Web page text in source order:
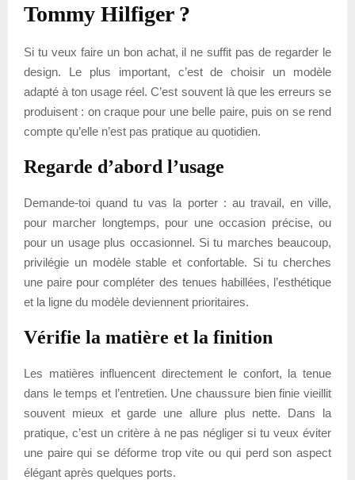
Tommy Hilfiger ?
Si tu veux faire un bon achat, il ne suffit pas de regarder le
design. Le plus important, c’est de choisir un modèle
adapté à ton usage réel. C’est souvent là que les erreurs se
produisent : on craque pour une belle paire, puis on se rend
compte qu’elle n’est pas pratique au quotidien.
Regarde d’abord l’usage
Demande-toi quand tu vas la porter : au travail, en ville,
pour marcher longtemps, pour une occasion précise, ou
pour un usage plus occasionnel. Si tu marches beaucoup,
privilégie un modèle stable et confortable. Si tu cherches
une paire pour compléter des tenues habillées, l’esthétique
et la ligne du modèle deviennent prioritaires.
Vérifie la matière et la finition
Les matières influencent directement le confort, la tenue
dans le temps et l’entretien. Une chaussure bien finie vieillit
souvent mieux et garde une allure plus nette. Dans la
pratique, c’est un critère à ne pas négliger si tu veux éviter
une paire qui se déforme trop vite ou qui perd son aspect
élégant après quelques ports.